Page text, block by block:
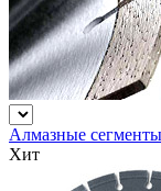
Алмазные
Хит